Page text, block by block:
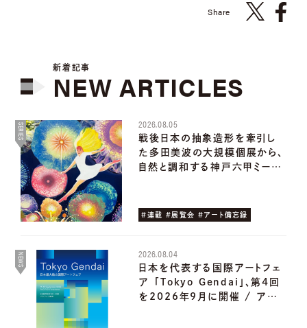
Share
新着記事
NEW ARTICLES
SERIES 2026.08.05
戦後日本の抽象造形を牽引し
た多田美波の大規模個展から、
自然と調和する神戸六甲ミー…
#連載 #展覧会 #アート備忘録
NEWS 2026.08.04
日本を代表する国際アートフェ
ア ｢Tokyo Gendai｣、第4回
を2026年9月に開催 / ア…